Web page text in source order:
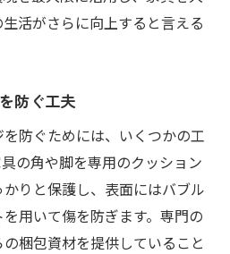
活がさらに向上すると言える
防ぐ工夫
防ぐためには、いくつかの工
の角や脚を専用のクッション
りと保護し、表面にはバブル
用いて傷を防ぎます。専門の
梱包資材を提供していること